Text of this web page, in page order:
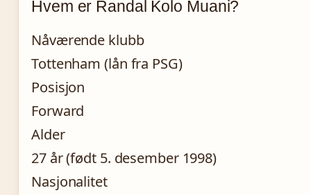
Hvem er Randal Kolo Muani?
Nåværende klubb
Tottenham (lån fra PSG)
Posisjon
Forward
Alder
27 år (født 5. desember 1998)
Nasjonalitet